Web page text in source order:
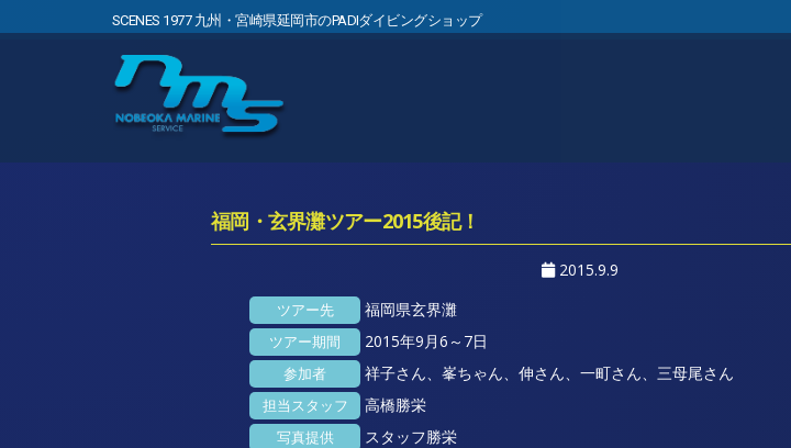
SCENES 1977 九州・宮崎県延岡市のPADIダイビングショップ
福岡・玄界灘ツアー2015後記！
2015.9.9
ツアー先 福岡県玄界灘
ツアー期間 2015年9月6～7日
参加者 祥子さん、峯ちゃん、伸さん、一町さん、三母尾さん
担当スタッフ 高橋勝栄
写真提供 スタッフ勝栄